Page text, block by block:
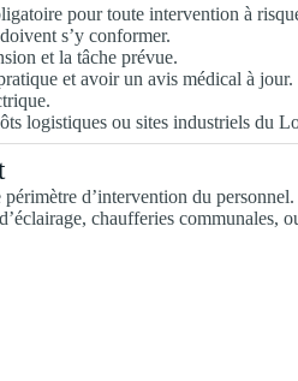
pour toute intervention à
s’y conformer.
et la tâche prévue.
et avoir un avis médical à jour.
logistiques ou sites industriels du
d’intervention du personnel.
chaufferies communales,